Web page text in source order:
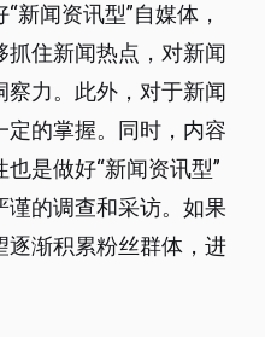
新闻资讯型”自媒体，
抓住新闻热点，对新闻
力。此外，对于新闻
的掌握。同时，内容
是做好“新闻资讯型”
谨的调查和采访。如果
逐渐积累粉丝群体，进